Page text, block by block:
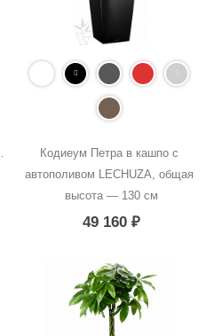
Кодиеум Петра в кашпо с
автополивом LECHUZA, общая
высота — 130 см
49 160 ₽